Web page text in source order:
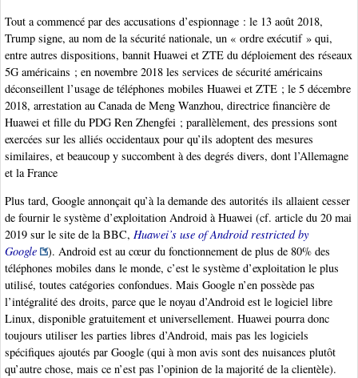
Tout a commencé par des accusations d’espionnage : le 13 août 2018,
Trump signe, au nom de la sécurité nationale, un « ordre exécutif » qui,
entre autres dispositions, bannit Huawei et ZTE du déploiement des réseaux
5G américains ; en novembre 2018 les services de sécurité américains
déconseillent l’usage de téléphones mobiles Huawei et ZTE ; le 5 décembre
2018, arrestation au Canada de Meng Wanzhou, directrice financière de
Huawei et fille du PDG Ren Zhengfei ; parallèlement, des pressions sont
exercées sur les alliés occidentaux pour qu’ils adoptent des mesures
similaires, et beaucoup y succombent à des degrés divers, dont l’Allemagne
et la France
Plus tard, Google annonçait qu’à la demande des autorités ils allaient cesser
de fournir le système d’exploitation Android à Huawei (cf. article du 20 mai
2019 sur le site de la BBC, Huawei’s use of Android restricted by
Google
). Android est au cœur du fonctionnement de plus de 80% des
téléphones mobiles dans le monde, c’est le système d’exploitation le plus
utilisé, toutes catégories confondues. Mais Google n’en possède pas
l’intégralité des droits, parce que le noyau d’Android est le logiciel libre
Linux, disponible gratuitement et universellement. Huawei pourra donc
toujours utiliser les parties libres d’Android, mais pas les logiciels
spécifiques ajoutés par Google (qui à mon avis sont des nuisances plutôt
qu’autre chose, mais ce n’est pas l’opinion de la majorité de la clientèle).